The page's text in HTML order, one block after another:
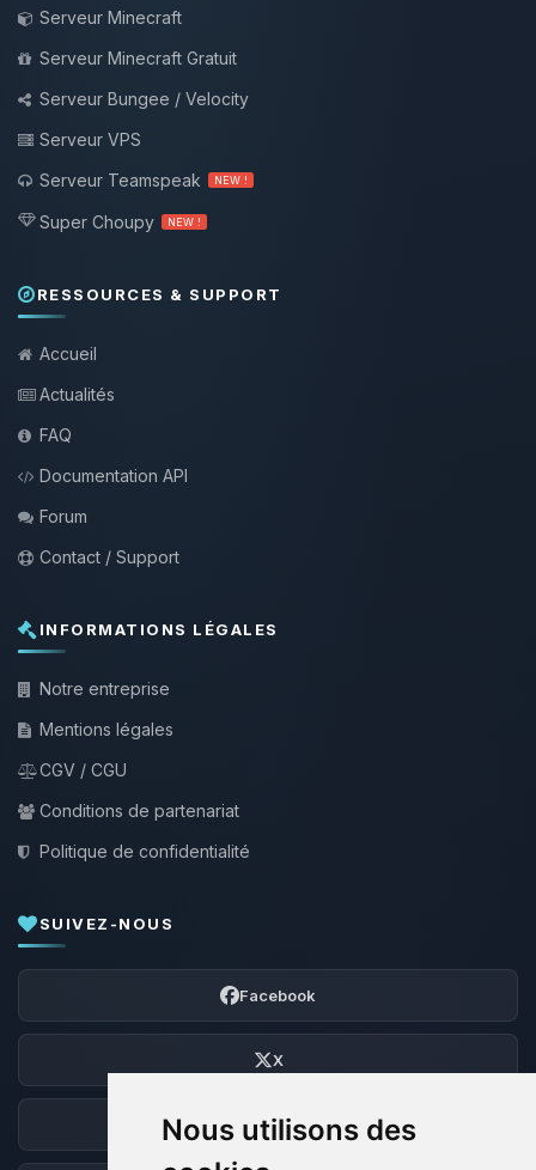
Nous utilisons des
Serveur Minecraft
Serveur Minecraft Gratuit
Serveur Bungee / Velocity
Serveur VPS
Serveur Teamspeak
NEW !
Super Choupy NEW !
RESSOURCES & SUPPORT
Accueil
Actualités
FAQ
Documentation API
Forum
Contact / Support
INFORMATIONS LÉGALES
Notre entreprise
Mentions légales
CGV / CGU
Conditions de partenariat
Politique de confidentialité
SUIVEZ-NOUS
Facebook
X
Discord